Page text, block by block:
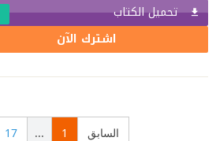
تحميل الكتاب
اشترك الآن
السابق 1
...
17